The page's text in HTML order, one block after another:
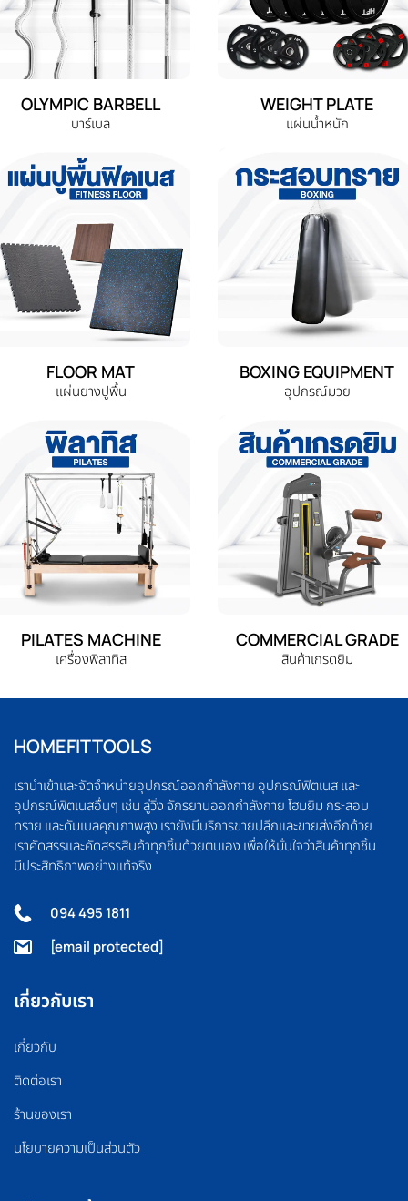
OLYMPIC BARBELL
บาร์เบล
WEIGHT PLATE
แผ่นน้ำหนัก
FLOOR MAT
แผ่นยางปูพื้น
BOXING EQUIPMENT
อุปกรณ์มวย
PILATES MACHINE
เครื่องพิลาทิส
COMMERCIAL GRADE
สินค้าเกรดยิม
HOMEFITTOOLS
เรานำเข้าและจัดจำหน่ายอุปกรณ์ออกกำลังกาย อุปกรณ์ฟิตเนส และ
อุปกรณ์ฟิตเนสอื่นๆ เช่น ลู่วิ่ง จักรยานออกกำลังกาย โฮมยิม กระสอบ
ทราย และดัมเบลคุณภาพสูง เรายังมีบริการขายปลีกและขายส่งอีกด้วย
เราคัดสรรและคัดสรรสินค้าทุกชิ้นด้วยตนเอง เพื่อให้มั่นใจว่าสินค้าทุกชิ้น
มีประสิทธิภาพอย่างแท้จริง
094 495 1811
[email protected]
เกี่ยวกับเรา
เกี่ยวกับ
ติดต่อเรา
ร้านของเรา
นโยบายความเป็นส่วนตัว